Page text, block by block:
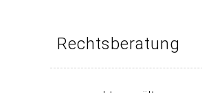
Rechtsberatung